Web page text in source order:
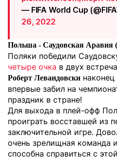
— FIFA World Cup
26, 2022
Польша - Саудовская Аравия
Поляки победили
четыре очка в двух
Роберт Левандовски наконец
впервые забил на
праздник в стране!
Для выхода в плей-офф
проиграть восставшей из
заключительной игре.
очень зрелищная команда
способна справиться с